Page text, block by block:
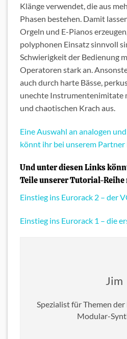
Klänge verwendet, die aus
Phasen bestehen. Damit
Orgeln und E-Pianos
polyphonen Einsatz sinnvoll
Schwierigkeit der Bedienung
Operatoren stark an.
auch durch harte Bässe,
unechte Instrumentenimitate
und chaotischen Krach aus.
Eine Auswahl an analogen
könnt ihr bei unserem Partner
Und unter diesen Links
Teile unserer Tutorial-Reihe
Einstieg ins Eurorack 2 – der
Einstieg ins Eurorack 1 – die
Jim
Spezialist für Themen
Modular-